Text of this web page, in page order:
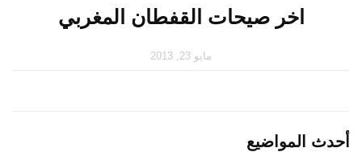
اخر صيحات القفطان المغربي
مايو 23, 2013
أحدث المواضيع